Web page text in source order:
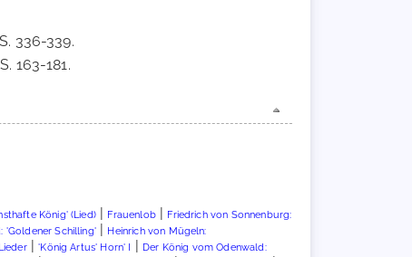
336-339.
163-181.
König' (Lied)| Frauenlob| Friedrich von Sonnenburg:
'Goldener Schilling'| Heinrich von Mügeln:
|'König Artus' Horn' I | Der König vom Odenwald: